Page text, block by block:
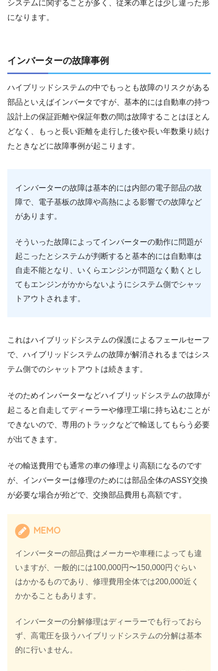
システムに関することが多く、従来の車とは少し違った形
になります。
インバーターの故障事例
ハイブリッドシステムの中でもっとも故障のリスクがある
部品といえばインバータですが、基本的には自動車の持つ
設計上の保証距離や保証年数の間は故障することはほとん
どなく、もっと長い距離を走行した後や長い年数乗り続け
たときなどに故障事例が起こります。
インバーターの故障は基本的には内部の電子部品の故
障で、電子基板の故障や高熱による影響での故障など
があります。
そういった故障によってインバーターの動作に問題が
起こったとシステムが判断すると基本的には自動車は
自走不能となり、いくらエンジンが問題なく動くとし
てもエンジンがかからないようにシステム側でシャッ
トアウトされます。
これはハイブリッドシステムの保護によるフェールセーフ
で、ハイブリッドシステムの故障が解消されるまではシス
テム側でのシャットアウトは続きます。
そのためインバーターなどハイブリッドシステムの故障が
起こると自走してディーラーや修理工場に持ち込むことが
できないので、専用のトラックなどで輸送してもらう必要
が出てきます。
その輸送費用でも通常の車の修理より高額になるのです
が、インバーターは修理のためには部品全体のASSY交換
が必要な場合が殆どで、交換部品費用も高額です。
MEMO
インバーターの部品費はメーカーや車種によっても違
いますが、一般的には100,000円〜150,000円ぐらい
はかかるものであり、修理費用全体では200,000近く
かかることもあります。
インバーターの分解修理はディーラーでも行っておら
ず、高電圧を扱うハイブリッドシステムの分解は基本
的に行いません。